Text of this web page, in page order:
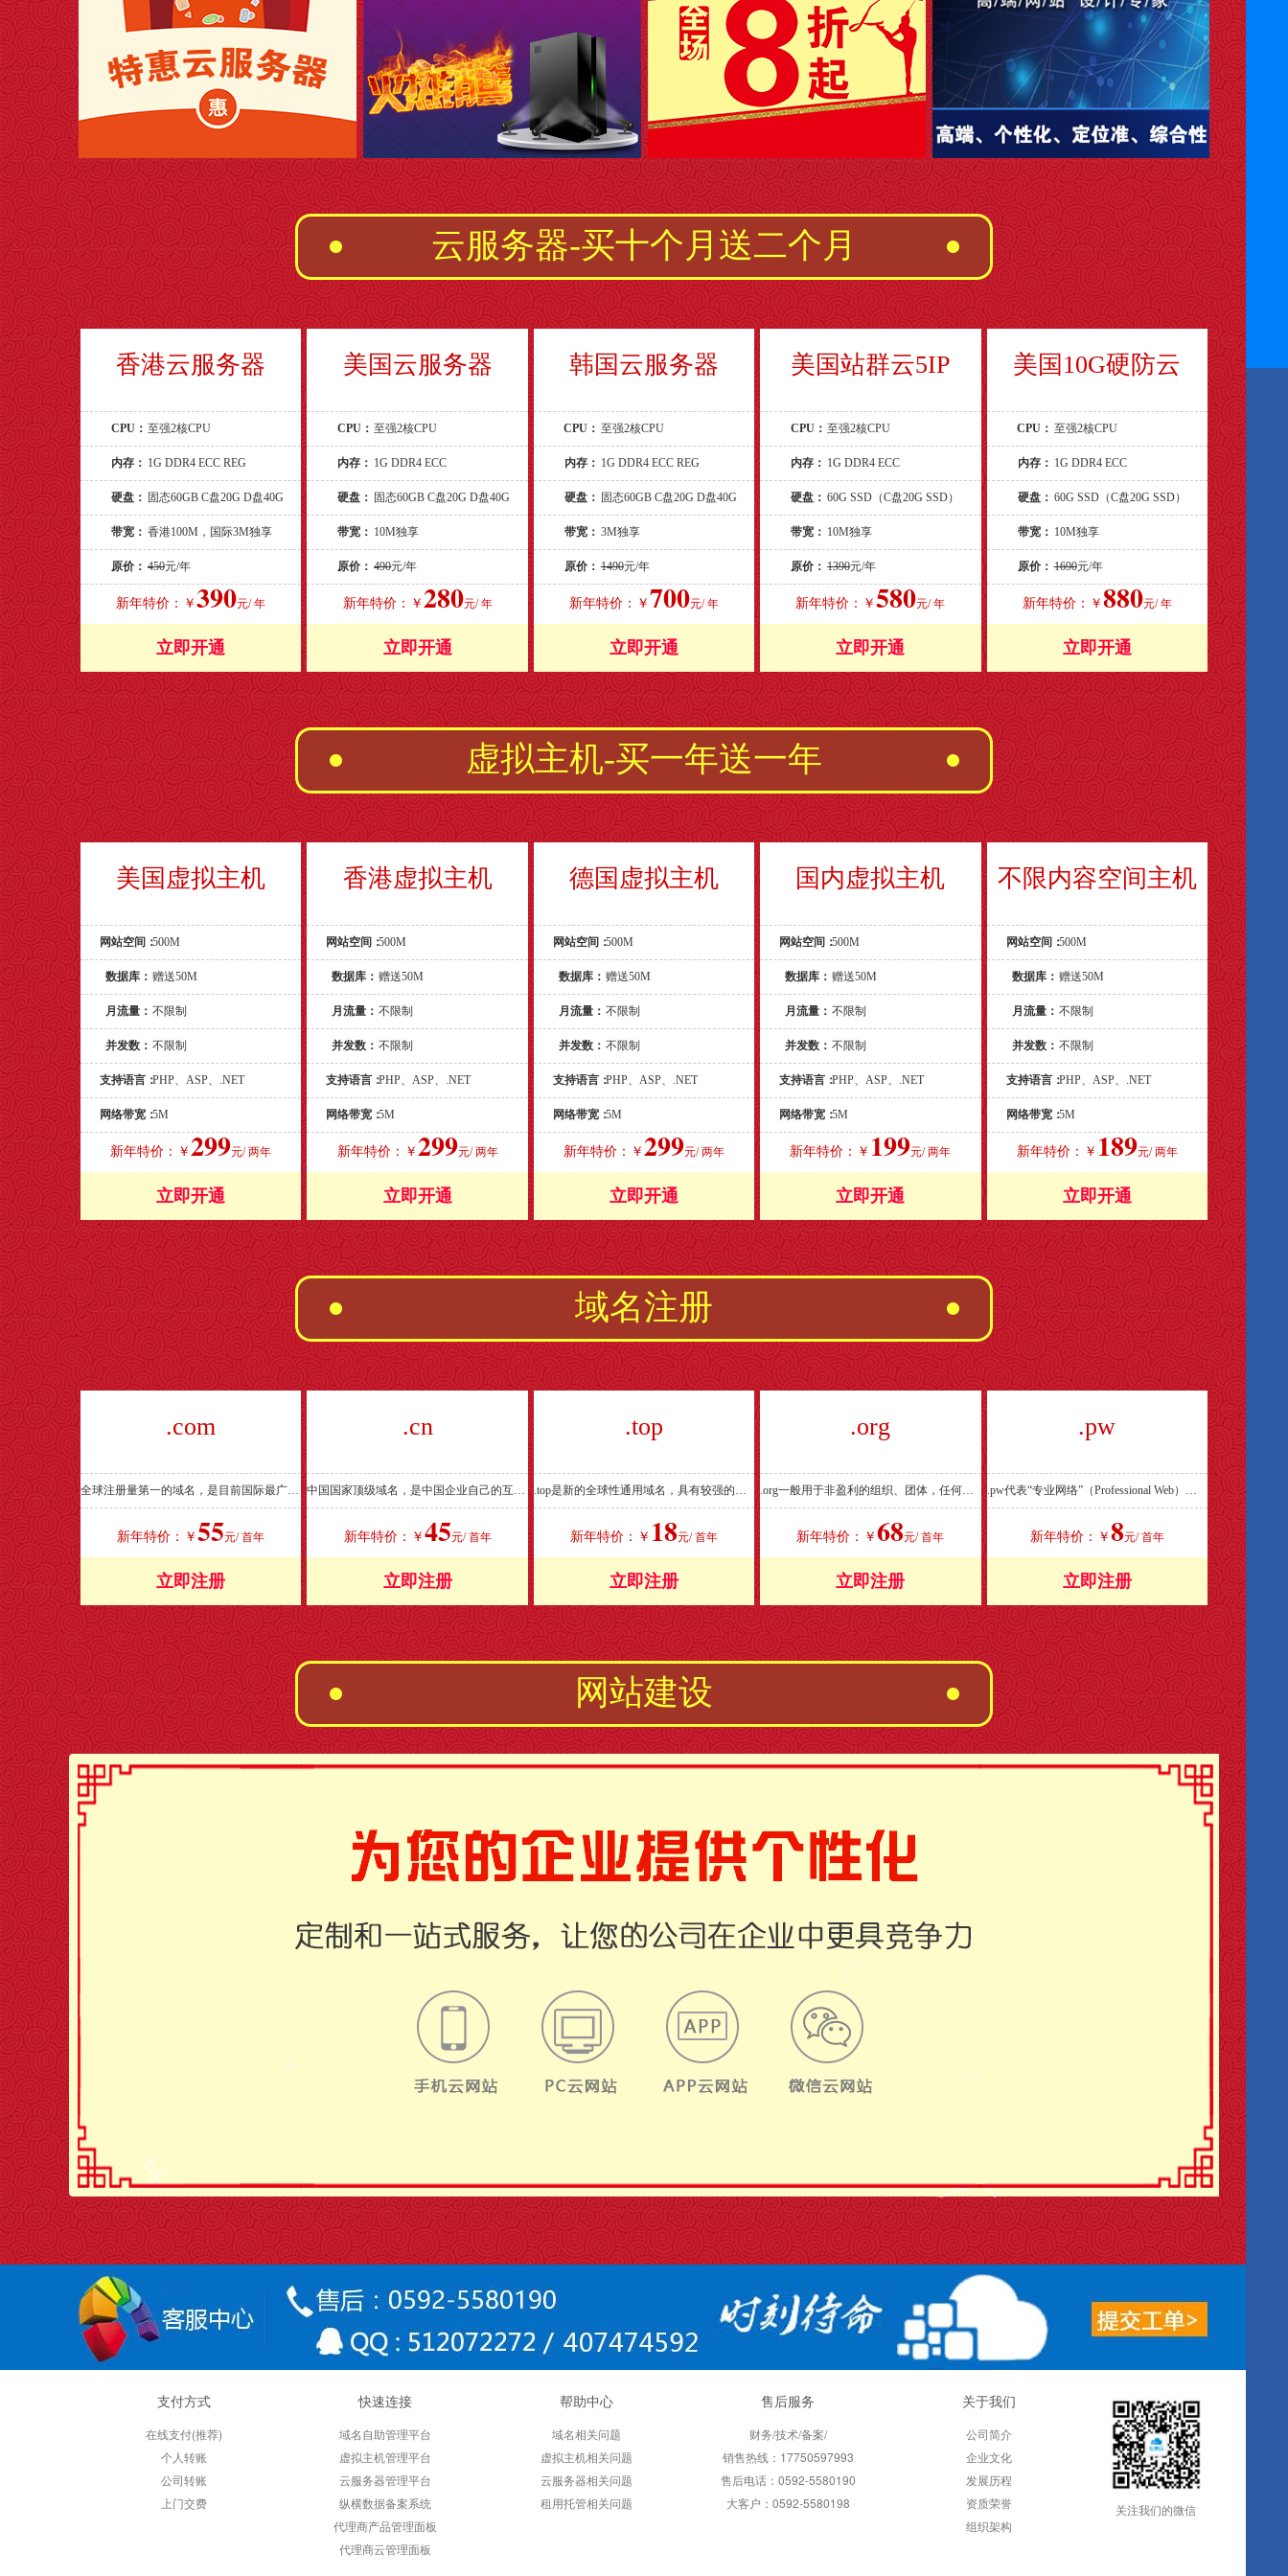
云服务器-买十个月送二个月
香港云服务器
CPU： 至强2核CPU
内存： 1G DDR4 ECC REG
硬盘： 固态60GB C盘20G D盘40G
带宽： 香港100M，国际3M独享
原价： 450元/年
新年特价：￥390元/ 年
立即开通
美国云服务器
CPU： 至强2核CPU
内存： 1G DDR4 ECC
硬盘： 固态60GB C盘20G D盘40G
带宽： 10M独享
原价： 490元/年
新年特价：￥280元/ 年
立即开通
韩国云服务器
CPU： 至强2核CPU
内存： 1G DDR4 ECC REG
硬盘： 固态60GB C盘20G D盘40G
带宽： 3M独享
原价： 1490元/年
新年特价：￥ 700元/ 年
立即开通
美国站群云5IP
CPU： 至强2核CPU
内存： 1G DDR4 ECC
硬盘： 60G SSD（C盘20G SSD）
带宽： 10M独享
原价： 1390元/年
新年特价：￥580元/ 年
立即开通
美国10G硬防云
CPU： 至强2核CPU
内存： 1G DDR4 ECC
硬盘： 60G SSD（C盘20G SSD）
带宽： 10M独享
原价： 1690元/年
新年特价：￥ 880元/ 年
立即开通
虚拟主机-买一年送一年
美国虚拟主机
网站空间：500M
数据库： 赠送50M
月流量： 不限制
并发数： 不限制
支持语言：PHP、ASP、.NET
网络带宽：5M
新年特价：￥ 299元/ 两年
立即开通
香港虚拟主机
网站空间：500M
数据库： 赠送50M
月流量： 不限制
并发数： 不限制
支持语言：PHP、ASP、.NET
网络带宽：5M
新年特价：￥299元/ 两年
立即开通
德国虚拟主机
网站空间：500M
数据库： 赠送50M
月流量： 不限制
并发数： 不限制
支持语言：PHP、ASP、.NET
网络带宽：5M
新年特价：￥ 299元/ 两年
立即开通
国内虚拟主机
网站空间：500M
数据库： 赠送50M
月流量： 不限制
并发数： 不限制
支持语言：PHP、ASP、.NET
网络带宽：5M
新年特价：￥ 199元/ 两年
立即开通
不限内容空间主机
网站空间：500M
数据库： 赠送50M
月流量： 不限制
并发数： 不限制
支持语言：PHP、ASP、.NET
网络带宽：5M
新年特价：￥ 189元/ 两年
立即开通
域名注册
.com
新年特价：￥55元/ 首年
立即注册
.cn
新年特价：￥ 45元/ 首年
立即注册
.top
新年特价：￥ 18元/ 首年
立即注册
.org
新年特价：￥68元/ 首年
立即注册
.pw
新年特价：￥ 8元/ 首年
立即注册
网站建设
支付方式
在线支付(推荐)
个人转账
公司转账
上门交费
快速连接
域名自助管理平台
虚拟主机管理平台
云服务器管理平台
纵横数据备案系统
代理商产品管理面板
代理商云管理面板
帮助中心
域名相关问题
虚拟主机相关问题
云服务器相关问题
租用托管相关问题
售后服务
财务/技术/备案/
销售热线：17750597993
售后电话：0592-5580190
大客户：0592-5580198
关于我们
公司简介
企业文化
发展历程
资质荣誉
组织架构
关注我们的微信